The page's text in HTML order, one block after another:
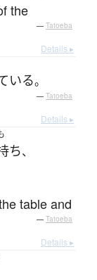
the
— Tatoeba
Details ▸
いる。
— Tatoeba
Details ▸
ち、
table and
— Tatoeba
Details ▸